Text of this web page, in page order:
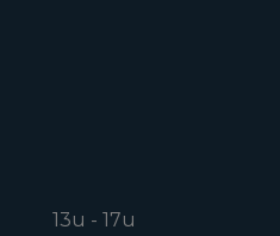
13u - 17u